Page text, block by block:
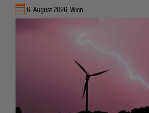
6. August 2026, Wien